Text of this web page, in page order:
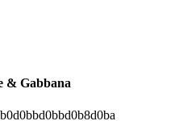
& Gabbana